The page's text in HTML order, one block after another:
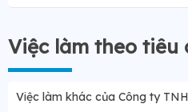
Việc làm theo tiêu
Việc làm khác của Công ty